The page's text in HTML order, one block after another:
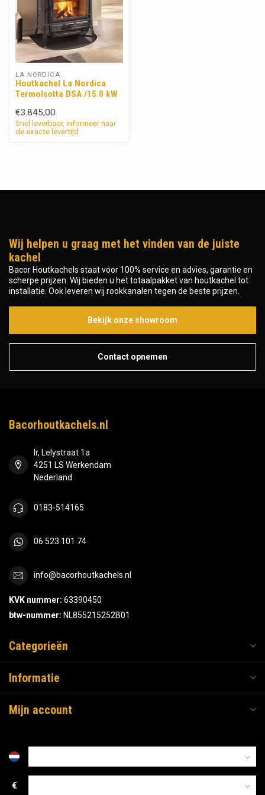
LA NORDICA
Houtkachel La Nordica
TermoIsotta DSA /15.0 kW
€3.845,00
Snel leverbaar, informeer naar
de exacte levertijd
Wij helpen u graag met het vinden van de juiste
kachel
Bacor Houtkachels staat voor 100% service en advies, garantie en
scherpe prijzen. Wij bieden u het totaalpakket van houtkachel tot
installatie. Ook leveren wij rookkanalen tegen de beste prijzen.
Bekijk onze showroom
Contact opnemen
Bacorhoutkachels.nl
Ir, Lelystraat 1a
4251 LS Werkendam
Nederland
0183-514165
06 523 101 74
info@bacorhoutkachels.nl
KVK nummer: 63390450
btw-nummer: NL855215252B01
Categorieën
Informatie
Mijn account
€